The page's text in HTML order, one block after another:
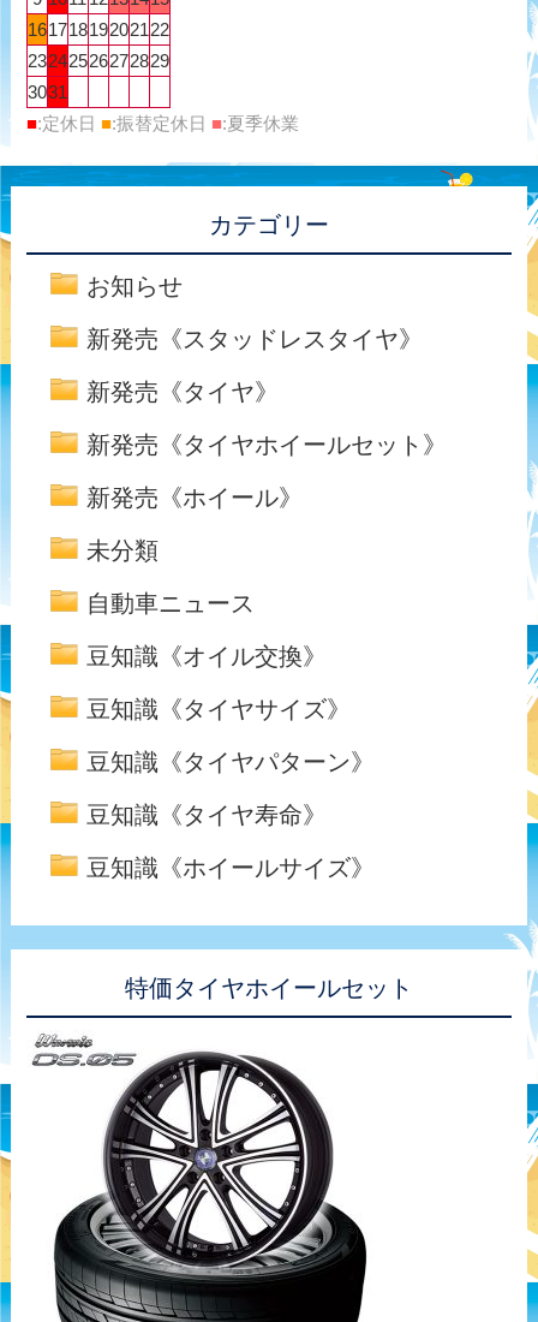
16171819202122
23242526272829
3031
■:定休日 ■:振替定休日 ■:夏季休業
カテゴリー
お知らせ
新発売《スタッドレスタイヤ》
新発売《タイヤ》
新発売《タイヤホイールセット》
新発売《ホイール》
未分類
自動車ニュース
豆知識《オイル交換》
豆知識《タイヤサイズ》
豆知識《タイヤパターン》
豆知識《タイヤ寿命》
豆知識《ホイールサイズ》
特価タイヤホイールセット